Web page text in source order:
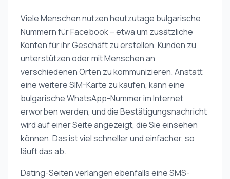
Viele Menschen nutzen heutzutage bulgarische
Nummern für Facebook – etwa um zusätzliche
Konten für ihr Geschäft zu erstellen, Kunden zu
unterstützen oder mit Menschen an
verschiedenen Orten zu kommunizieren. Anstatt
eine weitere SIM-Karte zu kaufen, kann eine
bulgarische WhatsApp-Nummer im Internet
erworben werden, und die Bestätigungsnachricht
wird auf einer Seite angezeigt, die Sie einsehen
können. Das ist viel schneller und einfacher, so
läuft das ab.
Dating-Seiten verlangen ebenfalls eine SMS-